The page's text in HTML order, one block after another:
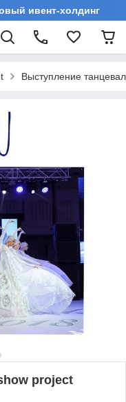
ивент-холдинг
Выступление
project